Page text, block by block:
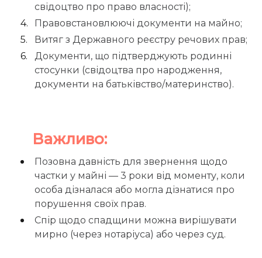
свідоцтво про право власності);
Правовстановлюючі документи на майно;
Витяг з Державного реєстру речових прав;
Документи, що підтверджують родинні
стосунки (свідоцтва про народження,
документи на батьківство/материнство).
Важливо:
Позовна давність для звернення щодо
частки у майні — 3 роки від моменту, коли
особа дізналася або могла дізнатися про
порушення своїх прав.
Спір щодо спадщини можна вирішувати
мирно (через нотаріуса) або через суд.